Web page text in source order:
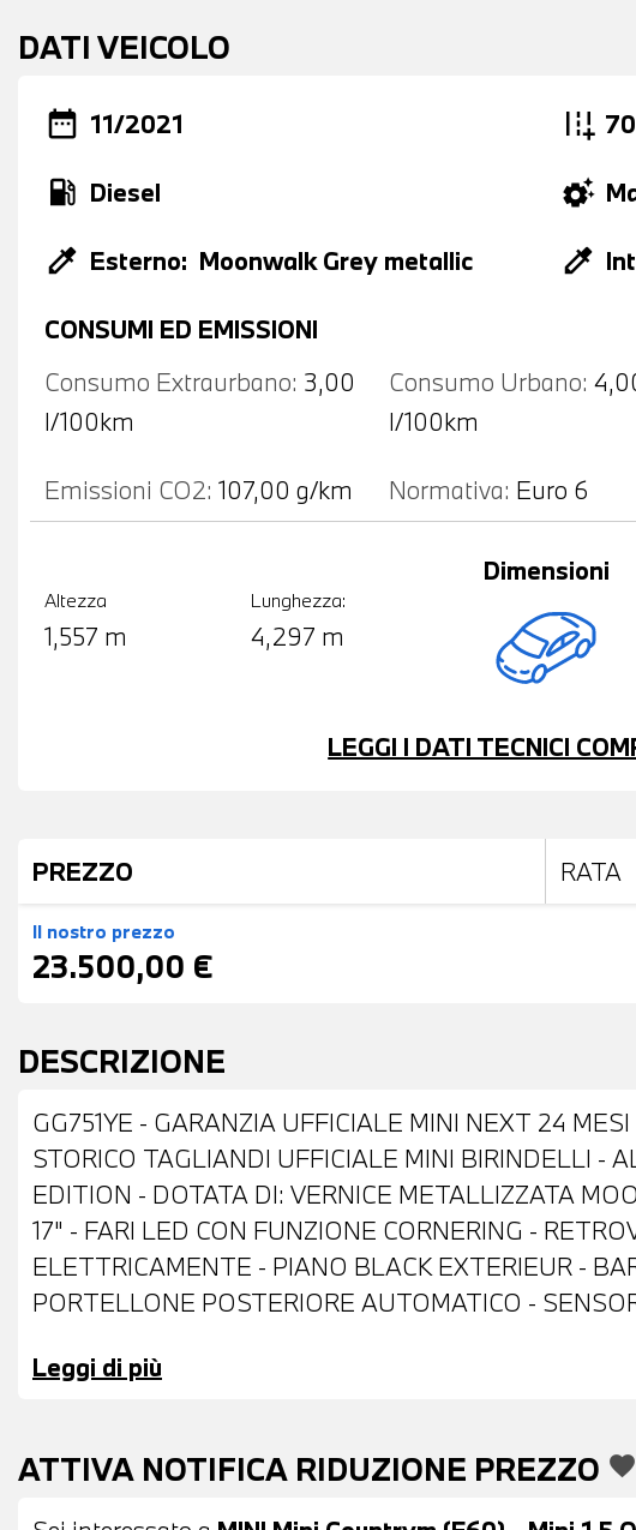
DATI VEICOLO
date_range 11/2021 add_road
local_gas_station Diesel settings_suggest
colorize Esterno: Moonwalk Grey metallic colorize
CONSUMI ED EMISSIONI
Consumo Extraurbano: 3,00
l/100km
Consumo Urbano:
l/100km
Emissioni CO2: 107,00 g/km Normativa: Euro 6
Altezza
1,557 m
Lunghezza:
4,297 m
Dimensioni
LEGGI I DATI TECNICI
PREZZO RATA
Il nostro prezzo
23.500,00 €
DESCRIZIONE
GG751YE - GARANZIA UFFICIALE MINI NEXT 24
STORICO TAGLIANDI UFFICIALE MINI BIRINDELLI -
EDITION - DOTATA DI: VERNICE METALLIZZATA
17" - FARI LED CON FUNZIONE CORNERING -
ELETTRICAMENTE - PIANO BLACK EXTERIEUR -
PORTELLONE POSTERIORE AUTOMATICO -
CON COMANDI MULTIFUNZIONE - CRUISE
TELESERVICES - COMPATIBILITA' CON
EMERGENZA - SISTEMA DI RICARICA WIRELESS
AUTOMATICO BIZONA - BRACCIOLO CENTRALE
Leggi di più
ATTIVA NOTIFICA RIDUZIONE PREZZO favorite